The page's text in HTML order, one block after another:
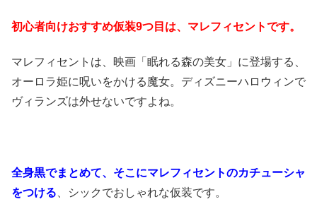
初心者向けおすすめ仮装9つ目は、マレフィセントです。
マレフィセントは、映画「眠れる森の美女」に登場する、
オーロラ姫に呪いをかける魔女。ディズニーハロウィンで
ヴィランズは外せないですよね。
全身黒でまとめて、そこにマレフィセントのカチューシャ
をつける 、シックでおしゃれな仮装です。